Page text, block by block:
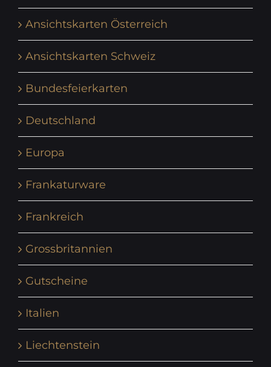
Ansichtskarten Österreich
Ansichtskarten Schweiz
Bundesfeierkarten
Deutschland
Europa
Frankaturware
Frankreich
Grossbritannien
Gutscheine
Italien
Liechtenstein